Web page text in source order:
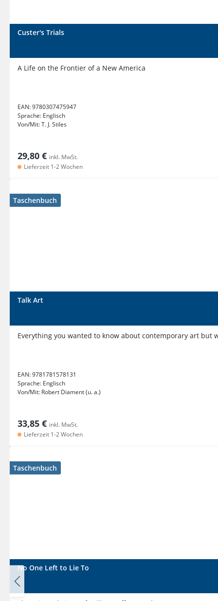
Custer's Trials
A Life on the Frontier of a New America
EAN:9780307475947
Sprache: Englisch
Von/Mit:T. J. Stiles
29,80 € inkl. MwSt.
Lieferzeit 1-2 Wochen
Taschenbuch
Talk Art
Everything you wanted to know about contemporary art but
EAN:9781781578131
Sprache: Englisch
Von/Mit: Robert Diament (u. a.)
33,85 € inkl. MwSt.
Lieferzeit 1-2 Wochen
Taschenbuch
No One Left to Lie To